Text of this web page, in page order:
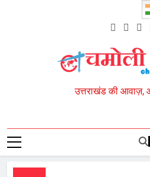
उत्तराखंड की